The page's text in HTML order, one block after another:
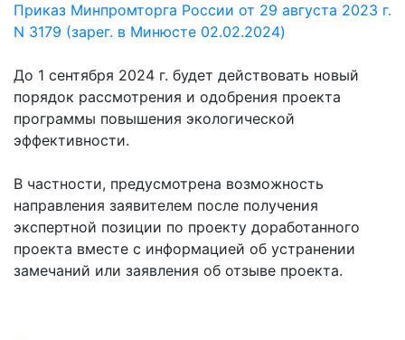
Приказ Минпромторга России от 29 августа 2023 г.
N 3179 (зарег. в Минюсте 02.02.2024)
До 1 сентября 2024 г. будет действовать новый
порядок рассмотрения и одобрения проекта
программы повышения экологической
эффективности.
В частности, предусмотрена возможность
направления заявителем после получения
экспертной позиции по проекту доработанного
проекта вместе с информацией об устранении
замечаний или заявления об отзыве проекта.